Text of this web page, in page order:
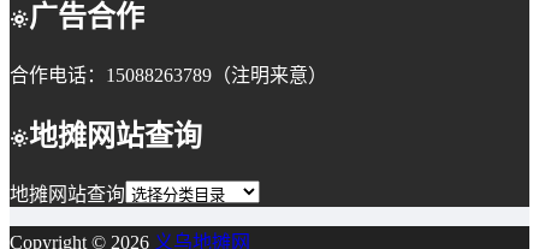
广告合作
合作电话：15088263789（注明来意）
地摊网站查询
地摊网站查询
Copyright © 2026 义乌地摊网